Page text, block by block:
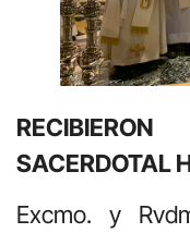
SACERDOTAL
Excmo. y